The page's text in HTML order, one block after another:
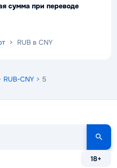
сумма при переводе
> RUB в CNY
RUB-CNY > 5
18+